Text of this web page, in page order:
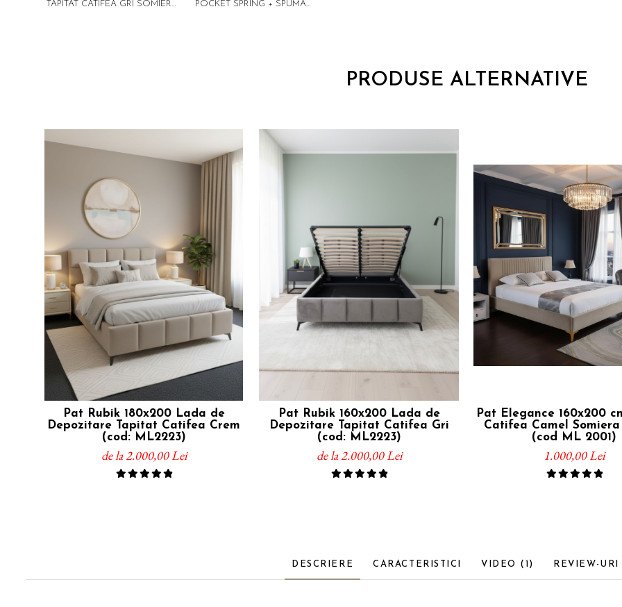
TAPITAT CATIFEA GRI SOMIERA
POCKET SPRING + SPUMA
PRODUSE ALTERNATIVE
Pat Rubik 180x200 Lada de
Depozitare Tapitat Catifea Crem
(cod: ML2223)
de la 2.000,00 Lei
Pat Rubik 160x200 Lada de
Depozitare Tapitat Catifea Gri
(cod: ML2223)
de la 2.000,00 Lei
Pat Elegance 160x200
Catifea Camel
(cod ML 2001)
1.000,00 Lei
DESCRIERE CARACTERISTICI VIDEO (1) REVIEW-